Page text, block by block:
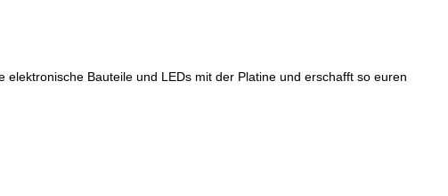
Bauteile und LEDs mit der Platine und erschafft so euren